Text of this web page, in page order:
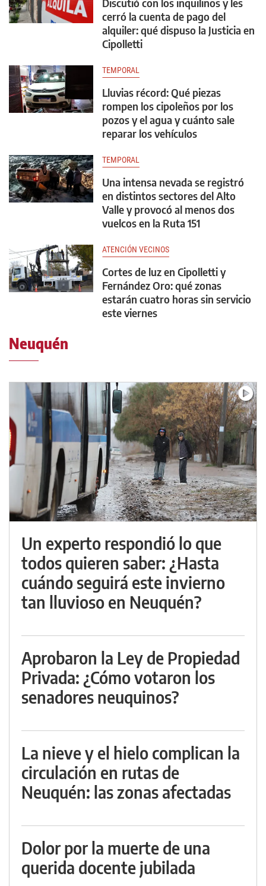
Discutió con los inquilinos y les
cerró la cuenta de pago del
alquiler: qué dispuso la Justicia en
Cipolletti
TEMPORAL
Lluvias récord: Qué piezas
rompen los cipoleños por los
pozos y el agua y cuánto sale
reparar los vehículos
TEMPORAL
Una intensa nevada se registró
en distintos sectores del Alto
Valle y provocó al menos dos
vuelcos en la Ruta 151
ATENCIÓN VECINOS
Cortes de luz en Cipolletti y
Fernández Oro: qué zonas
estarán cuatro horas sin servicio
este viernes
Neuquén
Un experto respondió lo que
todos quieren saber: ¿Hasta
cuándo seguirá este invierno
tan lluvioso en Neuquén?
Aprobaron la Ley de Propiedad
Privada: ¿Cómo votaron los
senadores neuquinos?
La nieve y el hielo complican la
circulación en rutas de
Neuquén: las zonas afectadas
Dolor por la muerte de una
querida docente jubilada